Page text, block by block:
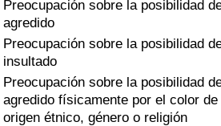
Preocupación sobre la posibilidad
agredido
Preocupación sobre la posibilidad
insultado
Preocupación sobre la posibilidad
agredido físicamente por el color de
origen étnico, género o religión
Índice de Sanidad por País
Contaminación
Índice de Contaminación (Actual)